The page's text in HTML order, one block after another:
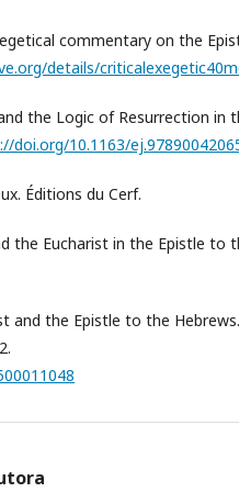
commentary on the
details/
the Logic of Resurrection in
doi.org/10.1163/
Éditions du Cerf.
the Eucharist in the Epistle to
and the Epistle to the